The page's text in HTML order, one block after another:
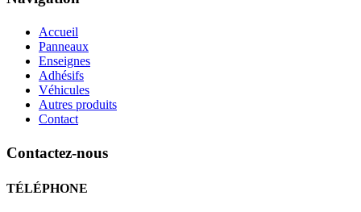
Accueil
Panneaux
Enseignes
Adhésifs
Véhicules
Autres produits
Contact
Contactez-nous
TÉLÉPHONE